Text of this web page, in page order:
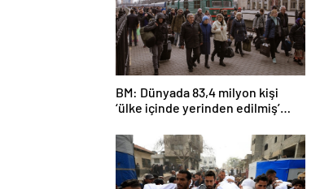
BM: Dünyada 83,4 milyon kişi
‘ülke içinde yerinden edilmiş’